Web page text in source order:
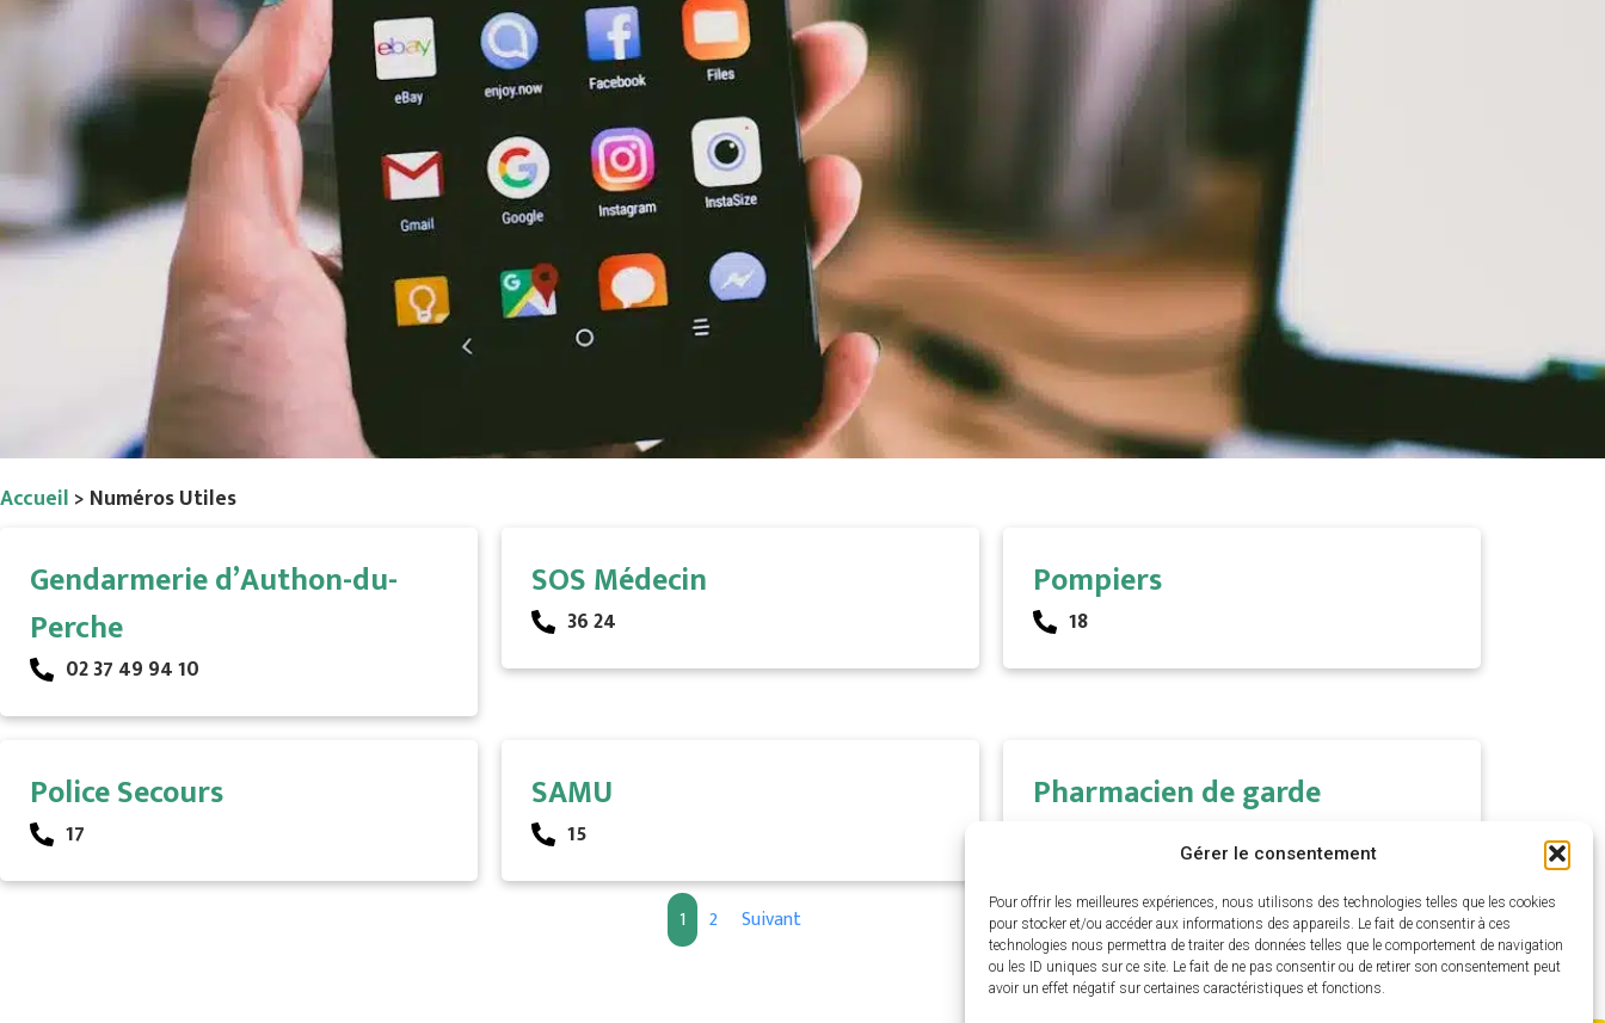
Gérer le consentement
Pour offrir les meilleures expériences, nous utilisons des technologies telles que les cookies
pour stocker et/ou accéder aux informations des appareils. Le fait de consentir à ces
technologies nous permettra de traiter des données telles que le comportement de navigation
ou les ID uniques sur ce site. Le fait de ne pas consentir ou de retirer son consentement peut
avoir un effet négatif sur certaines caractéristiques et fonctions.
Accueil > Numéros Utiles
Gendarmerie d’Authon-du-
Perche
02 37 49 94 10
SOS Médecin
36 24
Pompiers
18
Police Secours
17
SAMU
15
Pharmacien de garde
1 2 Suivant